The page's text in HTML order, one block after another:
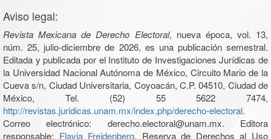
Aviso legal:
Revista Mexicana de Derecho Electoral, nueva época, vol. 13,
núm. 25, julio-diciembre de 2026, es una publicación semestral.
Editada y publicada por el Instituto de Investigaciones Jurídicas de
la Universidad Nacional Autónoma de México, Circuito Mario de la
Cueva s/n, Ciudad Universitaria, Coyoacán, C.P. 04510, Ciudad de
México, Tel. (52) 55 5622 7474,
http://revistas.juridicas.unam.mx/index.php/derecho-electoral.
Correo electrónico: derecho.electoral@unam.mx. Editora
responsable: Flavia Freidenberg. Reserva de Derechos al Uso